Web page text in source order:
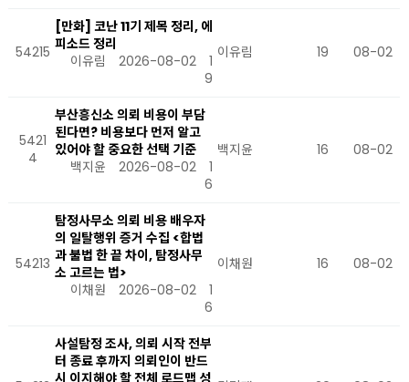
54215
[만화] 코난 11기 제목 정리, 에
피소드 정리
이유림
2026-08-02
1
9
이유림 19 08-02
5421
4
부산흥신소 의뢰 비용이 부담
된다면? 비용보다 먼저 알고
있어야 할 중요한 선택 기준
백지윤
2026-08-02
1
6
백지윤 16 08-02
54213
탐정사무소 의뢰 비용 배우자
의 일탈행위 증거 수집 <합법
과 불법 한 끝 차이, 탐정사무
소 고르는 법>
이채원
2026-08-02
1
6
이채원 16 08-02
사설탐정 조사, 의뢰 시작 전부
터 종료 후까지 의뢰인이 반드
시 이지해야 할 전체 로드맵 성